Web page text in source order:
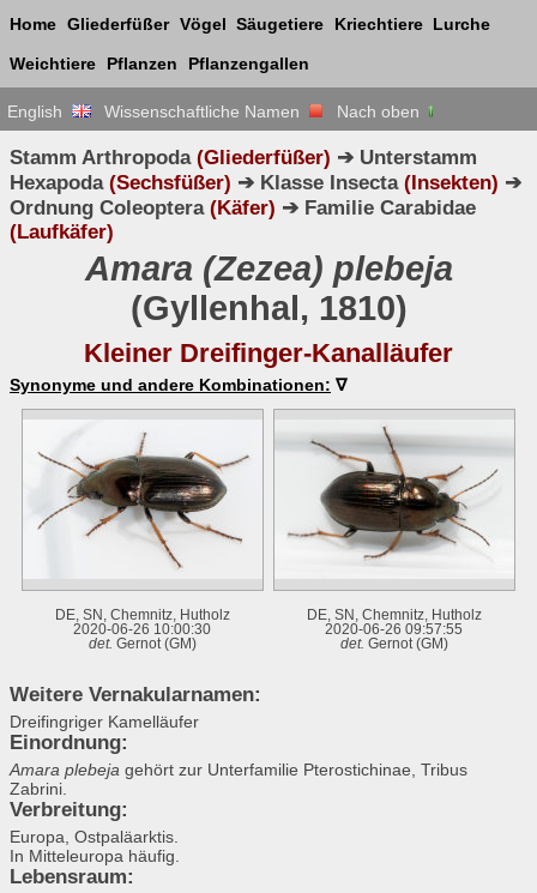
Home Gliederfüßer Vögel Säugetiere Kriechtiere Lurche
Weichtiere Pflanzen Pflanzengallen
English Wissenschaftliche Namen Nach oben
Stamm Arthropoda (Gliederfüßer) ➔ Unterstamm
Hexapoda(Sechsfüßer) ➔ Klasse Insecta(Insekten) ➔
Ordnung Coleoptera(Käfer) ➔ Familie Carabidae
(Laufkäfer)
Amara (Zezea) plebeja
(Gyllenhal, 1810)
Kleiner Dreifinger-Kanalläufer
Synonyme und andere Kombinationen: ∇
DE, SN, Chemnitz, Hutholz
2020-06-26 10:00:30
det. Gernot (GM)
DE, SN, Chemnitz, Hutholz
2020-06-26 09:57:55
det. Gernot (GM)
Weitere Vernakularnamen:
Dreifingriger Kamelläufer
Einordnung:
Amara plebeja gehört zur Unterfamilie Pterostichinae, Tribus
Zabrini.
Verbreitung:
Europa, Ostpaläarktis.
In Mitteleuropa häufig.
Lebensraum: